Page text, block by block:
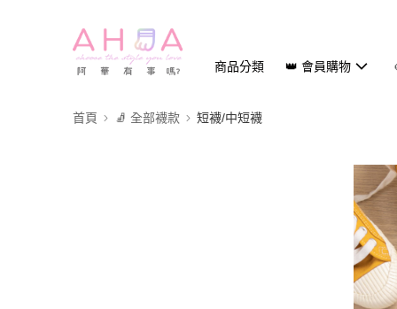
商品分類 👑 會員購物
首頁 🧦 全部襪款 短襪/中短襪